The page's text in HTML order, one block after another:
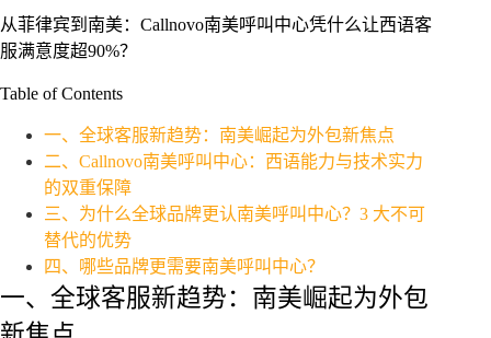
从菲律宾到南美：Callnovo南美呼叫中心凭什么让西语客
服满意度超90%？
Table of Contents
一、全球客服新趋势：南美崛起为外包新焦点
二、Callnovo南美呼叫中心：西语能力与技术实力
的双重保障
三、为什么全球品牌更认南美呼叫中心？3 大不可
替代的优势
四、哪些品牌更需要南美呼叫中心？
一、全球客服新趋势：南美崛起为外包